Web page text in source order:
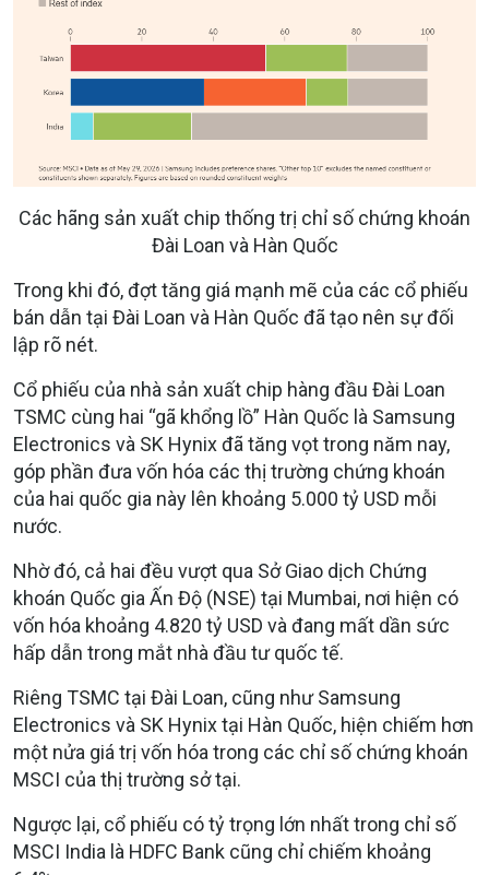
Các hãng sản xuất chip thống trị chỉ số chứng khoán
Đài Loan và Hàn Quốc
Trong khi đó, đợt tăng giá mạnh mẽ của các cổ phiếu
bán dẫn tại Đài Loan và Hàn Quốc đã tạo nên sự đối
lập rõ nét.
Cổ phiếu của nhà sản xuất chip hàng đầu Đài Loan
TSMC cùng hai “gã khổng lồ” Hàn Quốc là Samsung
Electronics và SK Hynix đã tăng vọt trong năm nay,
góp phần đưa vốn hóa các thị trường chứng khoán
của hai quốc gia này lên khoảng 5.000 tỷ USD mỗi
nước.
Nhờ đó, cả hai đều vượt qua Sở Giao dịch Chứng
khoán Quốc gia Ấn Độ (NSE) tại Mumbai, nơi hiện có
vốn hóa khoảng 4.820 tỷ USD và đang mất dần sức
hấp dẫn trong mắt nhà đầu tư quốc tế.
Riêng TSMC tại Đài Loan, cũng như Samsung
Electronics và SK Hynix tại Hàn Quốc, hiện chiếm hơn
một nửa giá trị vốn hóa trong các chỉ số chứng khoán
MSCI của thị trường sở tại.
Ngược lại, cổ phiếu có tỷ trọng lớn nhất trong chỉ số
MSCI India là HDFC Bank cũng chỉ chiếm khoảng